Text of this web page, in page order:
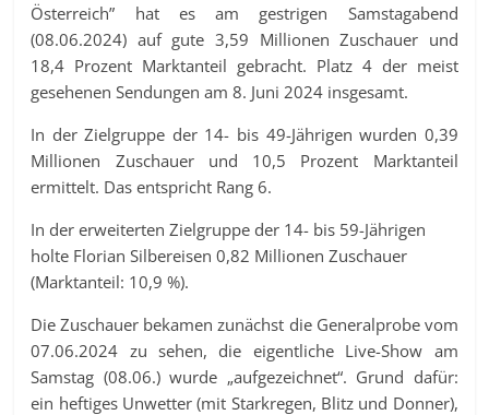
Österreich” hat es am gestrigen Samstagabend
(08.06.2024) auf gute 3,59 Millionen Zuschauer und
18,4 Prozent Marktanteil gebracht. Platz 4 der meist
gesehenen Sendungen am 8. Juni 2024 insgesamt.
In der Zielgruppe der 14- bis 49-Jährigen wurden 0,39
Millionen Zuschauer und 10,5 Prozent Marktanteil
ermittelt. Das entspricht Rang 6.
In der erweiterten Zielgruppe der 14- bis 59-Jährigen
holte Florian Silbereisen 0,82 Millionen Zuschauer
(Marktanteil: 10,9 %).
Die Zuschauer bekamen zunächst die Generalprobe vom
07.06.2024 zu sehen, die eigentliche Live-Show am
Samstag (08.06.) wurde „aufgezeichnet“. Grund dafür:
ein heftiges Unwetter (mit Starkregen, Blitz und Donner),